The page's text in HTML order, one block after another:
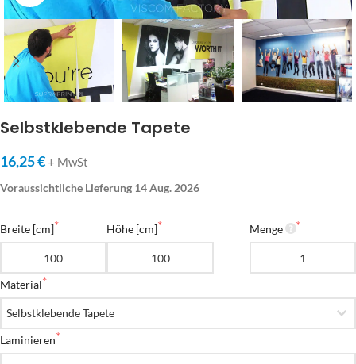
Selbstklebende Tapete
16,25 €+ MwSt
Voraussichtliche Lieferung 14 Aug. 2026
Breite [cm] Höhe [cm] Menge
Material
Laminieren